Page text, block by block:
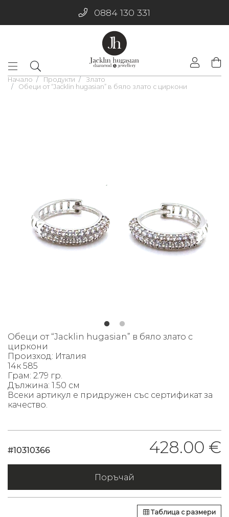
0884 130 331
Начало Продукти
Злато
Обеци от “Jacklin hugasian” в бяло злато с циркони
Обеци от “Jacklin hugasian” в бяло злато с
циркони
Произход: Италия
14к 585
Грам: 2.79 гр.
Дължина: 1.50 см
Всеки артикул е придружен със сертификат за
качество.
#10310366 428.00 €
Поръчай
Таблица с размери